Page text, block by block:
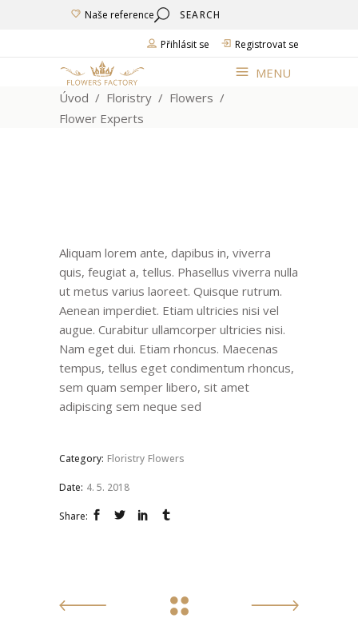
Naše reference Search
Přihlásit se
Registrovat se
MENU
Úvod / Floristry / Flowers /
Flower Experts
Aliquam lorem ante, dapibus in, viverra
quis, feugiat a, tellus. Phasellus viverra nulla
ut metus varius laoreet. Quisque rutrum.
Aenean imperdiet. Etiam ultricies nisi vel
augue. Curabitur ullamcorper ultricies nisi.
Nam eget dui. Etiam rhoncus. Maecenas
tempus, tellus eget condimentum rhoncus,
sem quam semper libero, sit amet
adipiscing sem neque sed
Category: Floristry Flowers
Date: 4. 5. 2018
Share: